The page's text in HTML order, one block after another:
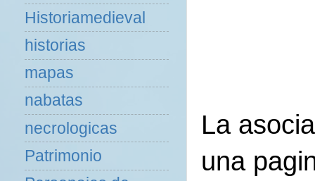
La
una
Historiamedieval
historias
mapas
nabatas
necrologicas
Patrimonio